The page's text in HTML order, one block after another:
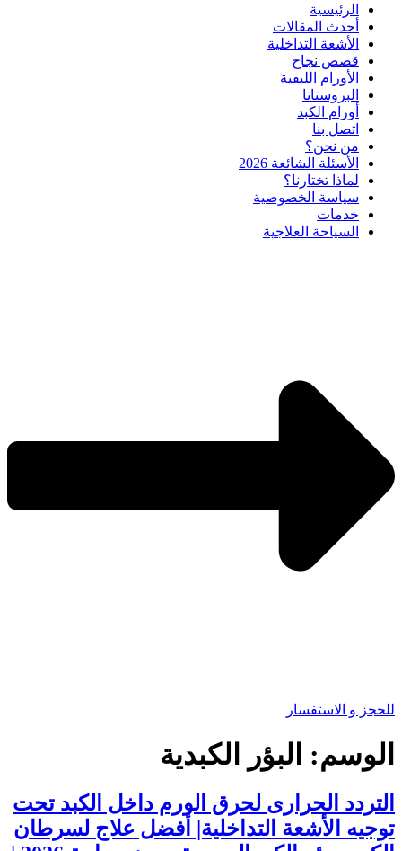
الرئيسية
أحدث المقالات
الأشعة التداخلية
قصص نجاح
الأورام الليفية
البروستاتا
أورام الكبد
اتصل بنا
من نحن؟
الأسئلة الشائعة 2026
لماذا تختارنا؟
سياسة الخصوصية
خدمات
السياحة العلاجية
للحجز و الاستفسار
الوسم: البؤر الكبدية
التردد الحرارى لحرق الورم داخل الكبد تحت
توجيه الأشعة التداخلية| أفضل علاج لسرطان